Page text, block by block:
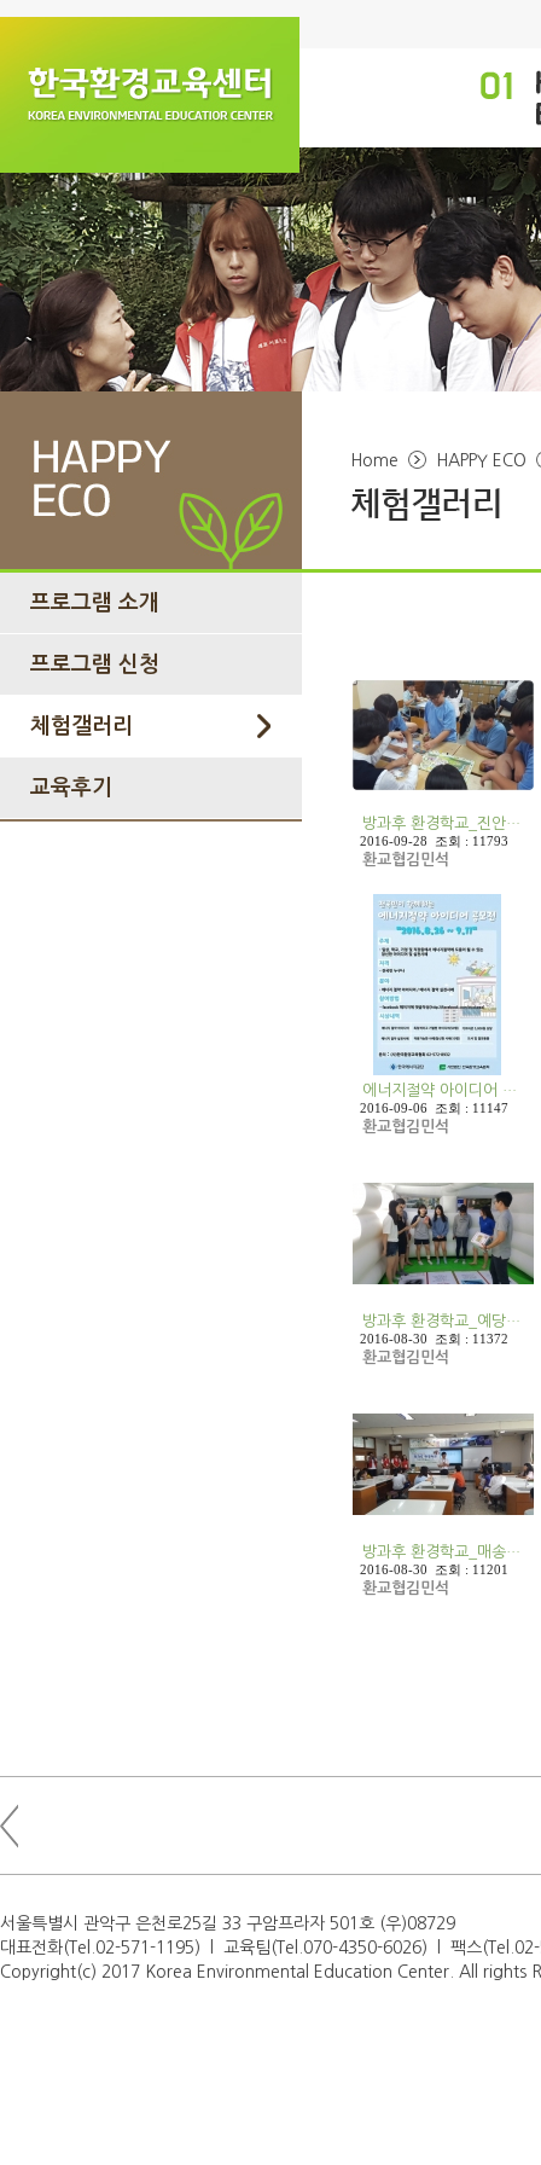
프로그램 소개
프로그램 신청
체험갤러리
교육후기
Home HAPPY ECO
방과후 환경학교_진안…
2016-09-28 조회 : 11793
환교협김민석
에너지절약 아이디어 …
2016-09-06 조회 : 11147
환교협김민석
방과후 환경학교_예당…
2016-08-30 조회 : 11372
환교협김민석
방과후 환경학교_매송…
2016-08-30 조회 : 11201
환교협김민석
서울특별시 관악구 은천로25길 33 구암프라자 501호 (우)08729
대표전화(Tel.02-571-1195) l 교육팀(Tel.070-4350-6026) l 팩스
Copyright(c) 2017 Korea Environmental Education Center. All rights